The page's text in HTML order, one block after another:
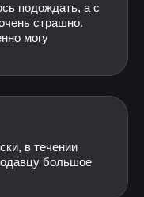
подождать, а с
страшно.
могу
в течении
большое